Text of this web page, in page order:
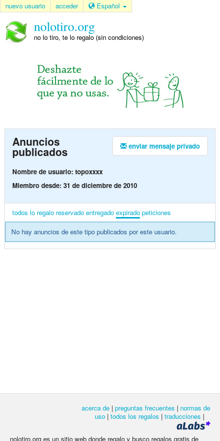
nuevo usuario acceder Español
nolotiro.org
no lo tiro, te lo regalo (sin condiciones)
enviar mensaje privado
Anuncios
publicados
Nombre de usuario: topoxxxx
Miembro desde: 31 de diciembre de 2010
todos lo regalo reservado entregado expirado peticiones
No hay anuncios de este tipo publicados por este usuario.
acerca de | preguntas frecuentes | normas de
uso | todos los regalos | traducciones |
nolotiro.org es un sitio web donde regalo y busco regalos gratis de